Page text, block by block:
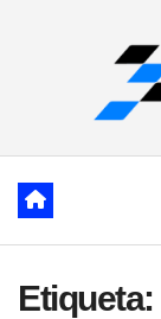
Etiqueta: